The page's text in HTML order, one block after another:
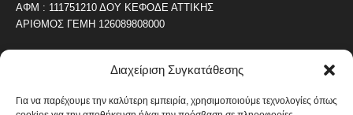
Διαχείριση Συγκατάθεσης
Για να παρέχουμε την καλύτερη εμπειρία, χρησιμοποιούμε τεχνολογίες όπως
ΑΦΜ : 111751210 ΔΟΥ ΚΕΦΟΔΕ ΑΤΤΙΚΗΣ
ΑΡΙΘΜΟΣ ΓΕΜΗ 126089808000
ΔΗΜΟΦΙΛΗ ΚΑΤΗΓΟΡΙΑ
ΝΕΑ ΤΟΥ ΠΕΙΡΑΙΑ